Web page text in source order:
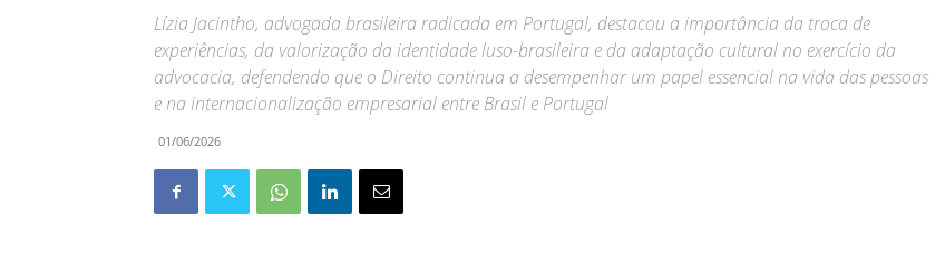
Lízia Jacintho, advogada brasileira radicada em Portugal, destacou a importância da troca de
experiências, da valorização da identidade luso-brasileira e da adaptação cultural no exercício da
advocacia, defendendo que o Direito continua a desempenhar um papel essencial na vida das pessoas
e na internacionalização empresarial entre Brasil e Portugal
01/06/2026